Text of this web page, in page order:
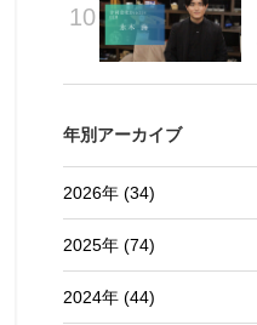
10
年別アーカイブ
2026年 (34)
2025年 (74)
2024年 (44)